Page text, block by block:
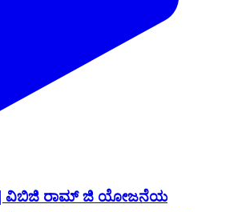
ವಿಬಿಜಿ ರಾಮ್ ಜಿ ಯೋಜನೆಯ